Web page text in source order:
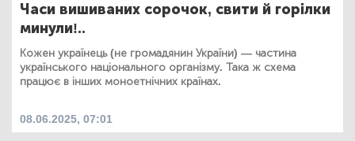
Часи вишиваних сорочок, свити й горілки
минули!..
Кожен українець (не громадянин України) — частина
українського національного організму. Така ж схема
працює в інших моноетнічних країнах.
08.06.2025, 07:01